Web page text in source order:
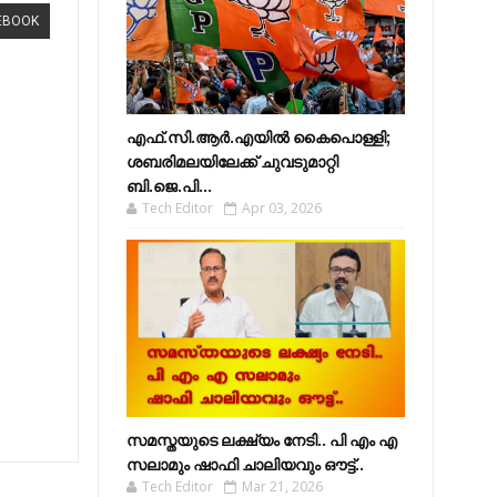
എഫ്​.സി.ആർ.എയിൽ കൈപൊള്ളി;
ശബരിമലയിലേക്ക്​ ചുവടുമാറ്റി
ബി.ജെ.പി...
Tech Editor Apr 03, 2026
സമസ്തയുടെ ലക്ഷ്യം നേടി.. പി എം എ
സലാമും ഷാഫി ചാലിയവും ഔട്ട്..
Tech Editor Mar 21, 2026